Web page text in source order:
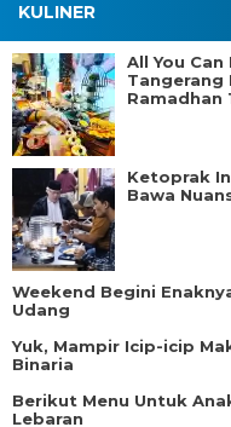
KULINER
All You
Tangerang
Ramadhan
Ketoprak
Bawa
Weekend Begini
Udang
Yuk, Mampir Icip-icip
Binaria
Berikut Menu Untuk
Lebaran